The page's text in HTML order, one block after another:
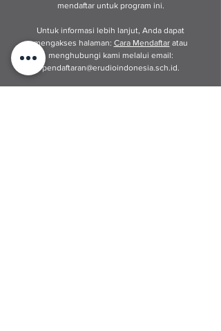
mendaftar untuk program ini.
Untuk informasi lebih lanjut, Anda dapat
mengakses halaman: Cara Mendaftaratau
menghubungi kami melalui email:
pendaftaran@erudioindonesia.sch.id.